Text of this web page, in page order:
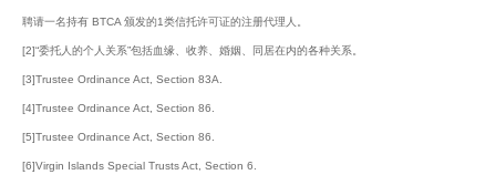
聘请一名持有 BTCA 颁发的1类信托许可证的注册代理人。
[2]“委托人的个人关系”包括血缘、收养、婚姻、同居在内的各种关系。
[3]Trustee Ordinance Act, Section 83A.
[4]Trustee Ordinance Act, Section 86.
[5]Trustee Ordinance Act, Section 86.
[6]Virgin Islands Special Trusts Act, Section 6.